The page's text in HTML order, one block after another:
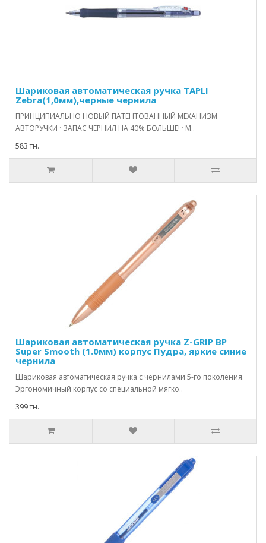
Шариковая автоматическая ручка TAPLI
Zebra(1,0мм),черные чернила
ПРИНЦИПИАЛЬНО НОВЫЙ ПАТЕНТОВАННЫЙ МЕХАНИЗМ
АВТОРУЧКИ · ЗАПАС ЧЕРНИЛ НА 40% БОЛЬШЕ! · М..
583 тн.
Шариковая автоматическая ручка Z-GRIP BP
Super Smooth (1.0мм) корпус Пудра, яркие синие
чернила
Шариковая автоматическая ручка с чернилами 5-го поколения.
Эргономичный корпус со специальной мягко..
399 тн.